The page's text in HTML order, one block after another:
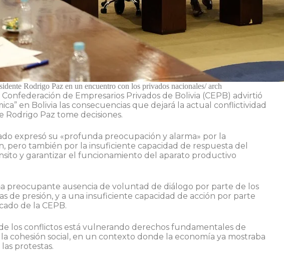
Rodrigo Paz en un encuentro con los privados nacionales/ arch
Confederación de Empresarios Privados de Bolivia (CEPB) advirtió
en Bolivia las consecuencias que dejará la actual conflictividad
Paz tome decisiones.
expresó su «profunda preocupación y alarma» por la
pero también por la insuficiente capacidad de respuesta del
y garantizar el funcionamiento del aparato productivo
preocupante ausencia de voluntad de diálogo por parte de los
de presión, y a una insuficiente capacidad de acción por parte
de la CEPB.
los conflictos está vulnerando derechos fundamentales de
cohesión social, en un contexto donde la economía ya mostraba
protestas.